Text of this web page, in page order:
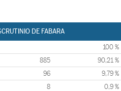
DE FABARA
100 %
885 90,21 %
96 9,79 %
8 0,9 %